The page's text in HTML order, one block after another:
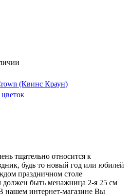
(Квинс Краун)
тщательно относится к
будь то новый год или юбилей
праздничном столе
должен быть менажница 2-я 25 см
нашем интернет-магазине Вы